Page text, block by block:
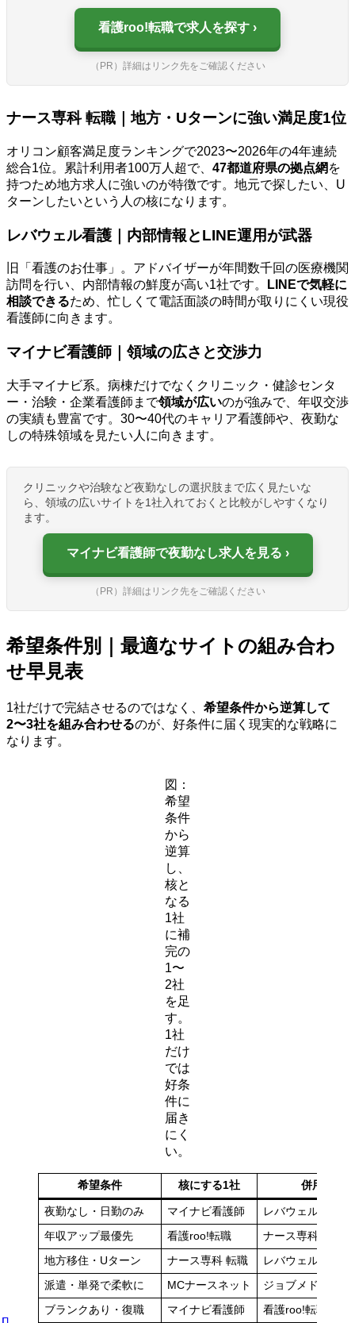
看護roo!転職で求人を探す
（PR）詳細はリンク先をご確認ください
ナース専科 転職｜地方・Uターンに強い満足度1位
オリコン顧客満足度ランキングで2023〜2026年の4年連続
総合1位。累計利用者100万人超で、 47都道府県の拠点網 を
持つため地方求人に強いのが特徴です。地元で探したい、U
ターンしたいという人の核になります。
レバウェル看護｜内部情報とLINE運用が武器
旧「看護のお仕事」。アドバイザーが年間数千回の医療機関
訪問を行い、内部情報の鮮度が高い1社です。
LINEで気軽に
相談できるため、忙しくて電話面談の時間が取りにくい現役
看護師に向きます。
マイナビ看護師｜領域の広さと交渉力
大手マイナビ系。病棟だけでなくクリニック・健診センタ
ー・治験・企業看護師まで領域が広いのが強みで、年収交渉
の実績も豊富です。30〜40代のキャリア看護師や、夜勤な
しの特殊領域を見たい人に向きます。
クリニックや治験など夜勤なしの選択肢まで広く見たいな
ら、領域の広いサイトを1社入れておくと比較がしやすくなり
ます。
マイナビ看護師で夜勤なし求人を見る
（PR）詳細はリンク先をご確認ください
希望条件別｜最適なサイトの組み合わ
せ早見表
1社だけで完結させるのではなく、 希望条件から逆算して
2〜3社を組み合わせるのが、好条件に届く現実的な戦略に
なります。
図：
希望
条件
から
逆算
し、
核と
なる
1社
に補
完の
1〜
2社
を足
す。
1社
だけ
では
好条
件に
届き
にく
い。
希望条件 核にする1社 併用する1
夜勤なし・日勤のみ マイナビ看護師 レバウェル看護
年収アップ最優先 看護roo!転職 ナース専科＋ナー
地方移住・Uターン ナース専科 転職 レバウェル看護
派遣・単発で柔軟に MCナースネット ジョブメドレー看
ブランクあり・復職 マイナビ看護師 看護roo!転職